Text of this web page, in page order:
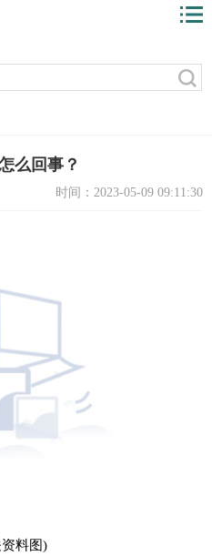
么回事？
时间：2023-05-09 09:11:30
料图)